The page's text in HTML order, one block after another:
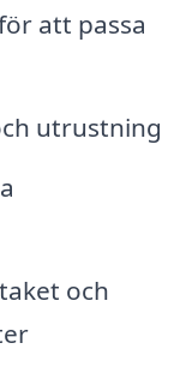
att passa
utrustning
och